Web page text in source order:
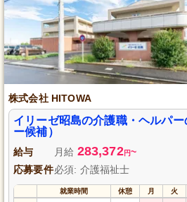
株式会社 HITOWA
イリーゼ昭島の介護職・ヘルパ
ー候補）
給与 月給 283,372円~
応募要件必須: 介護福祉士
就業時間 休憩 月 火